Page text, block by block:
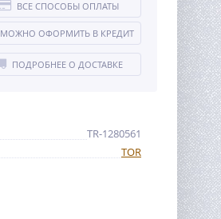
ВСЕ СПОСОБЫ ОПЛАТЫ
МОЖНО ОФОРМИТЬ В КРЕДИТ
ПОДРОБНЕЕ О ДОСТАВКЕ
TR-1280561
TOR